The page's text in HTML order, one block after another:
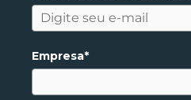
Empresa*